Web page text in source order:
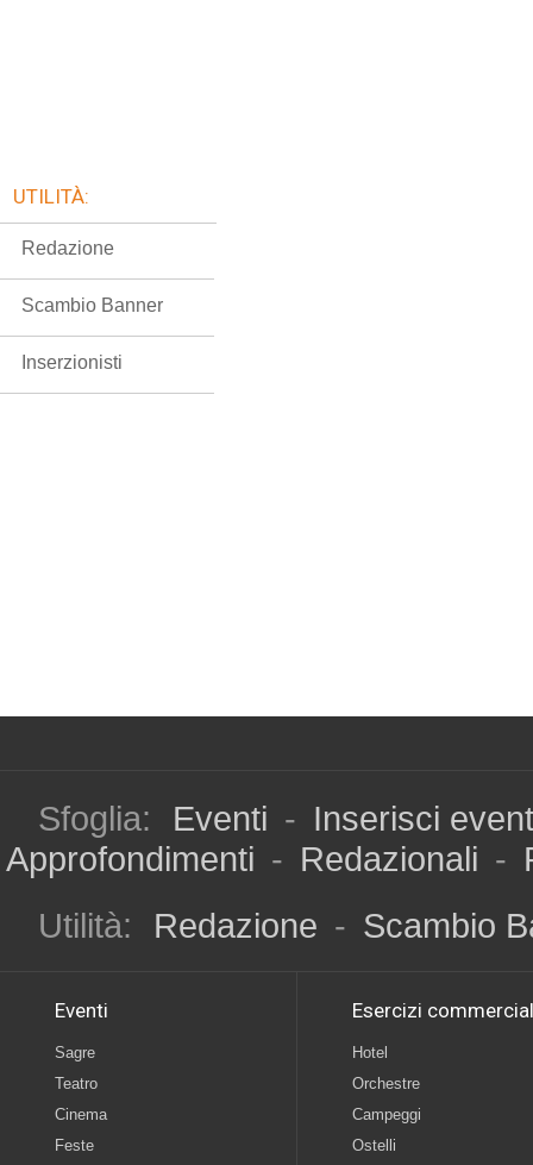
UTILITÀ:
Redazione
Scambio Banner
Inserzionisti
Sfoglia: Eventi - Inserisci
Approfondimenti - Redazionali -
Utilità:
Redazione - Scambio
Eventi
Sagre
Teatro
Cinema
Feste
Esercizi
Hotel
Orchestre
Campeggi
Ostelli